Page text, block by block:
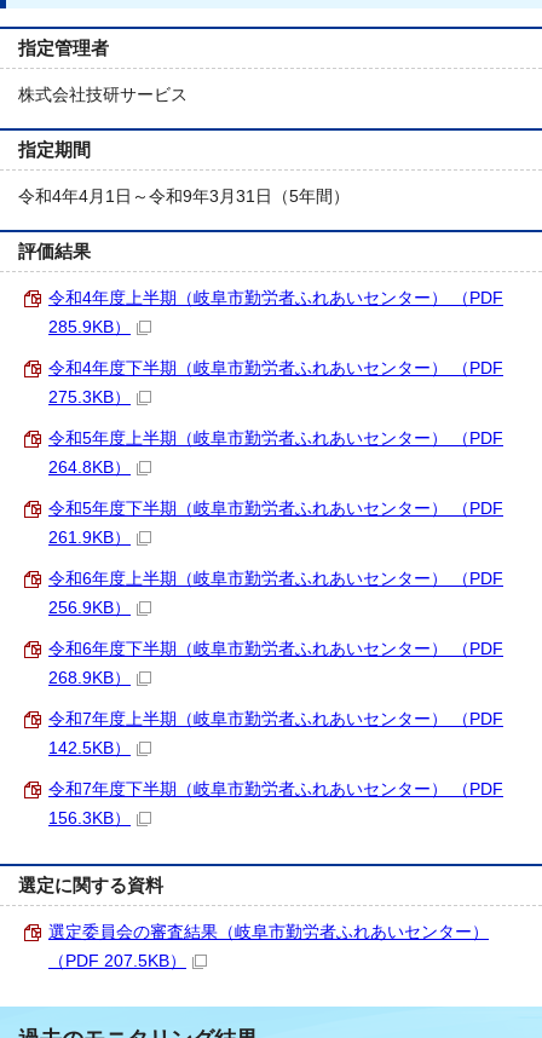
指定管理者
株式会社技研サービス
指定期間
令和4年4月1日～令和9年3月31日（5年間）
評価結果
令和4年度上半期（岐阜市勤労者ふれあいセンター） （PDF
285.9KB）
令和4年度下半期（岐阜市勤労者ふれあいセンター） （PDF
275.3KB）
令和5年度上半期（岐阜市勤労者ふれあいセンター） （PDF
264.8KB）
令和5年度下半期（岐阜市勤労者ふれあいセンター） （PDF
261.9KB）
令和6年度上半期（岐阜市勤労者ふれあいセンター） （PDF
256.9KB）
令和6年度下半期（岐阜市勤労者ふれあいセンター） （PDF
268.9KB）
令和7年度上半期（岐阜市勤労者ふれあいセンター） （PDF
142.5KB）
令和7年度下半期（岐阜市勤労者ふれあいセンター） （PDF
156.3KB）
選定に関する資料
選定委員会の審査結果（岐阜市勤労者ふれあいセンター）
（PDF 207.5KB）